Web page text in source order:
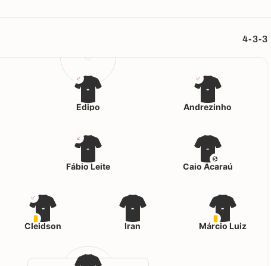
4-3-3
-
Cleidson
-
Iran
-
Márcio Luiz
-
Fábio Leite
-
Caio Acaraú
-
Édipo
-
Andrezinho